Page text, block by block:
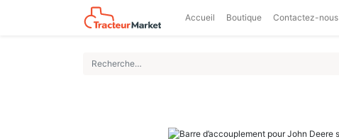
Accueil Boutique Contactez-nous